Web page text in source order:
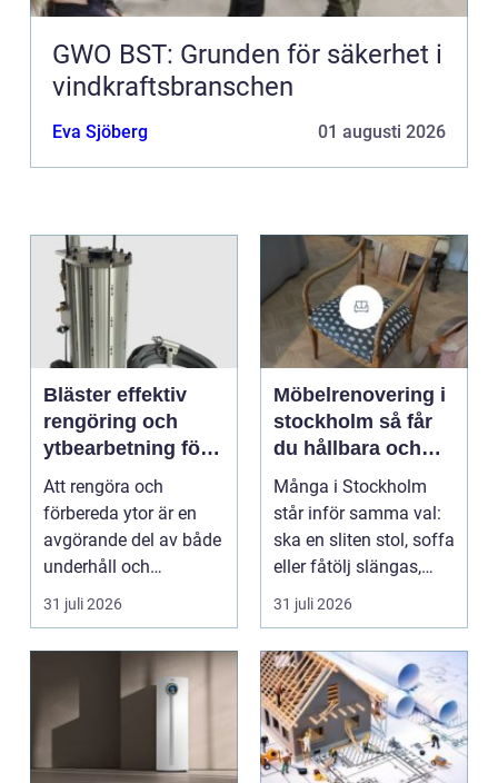
GWO BST: Grunden för säkerhet i
vindkraftsbranschen
Eva Sjöberg 01 augusti 2026
Bläster effektiv
rengöring och
ytbearbetning för
proffs och
hantverkare
Att rengöra och
förbereda ytor är en
avgörande del av både
underhåll och
renovering. Färg, rost,
smu...
31 juli 2026
Möbelrenovering i
stockholm så får
du hållbara och
vackra möbler
Många i Stockholm
står inför samma val:
ska en sliten stol, soffa
eller fåtölj slängas,
säljas billi...
31 juli 2026